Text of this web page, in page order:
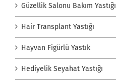
Güzellik Salonu Bakım Yastığı
Hair Transplant Yastığı
Hayvan Figürlü Yastık
Hediyelik Seyahat Yastığı